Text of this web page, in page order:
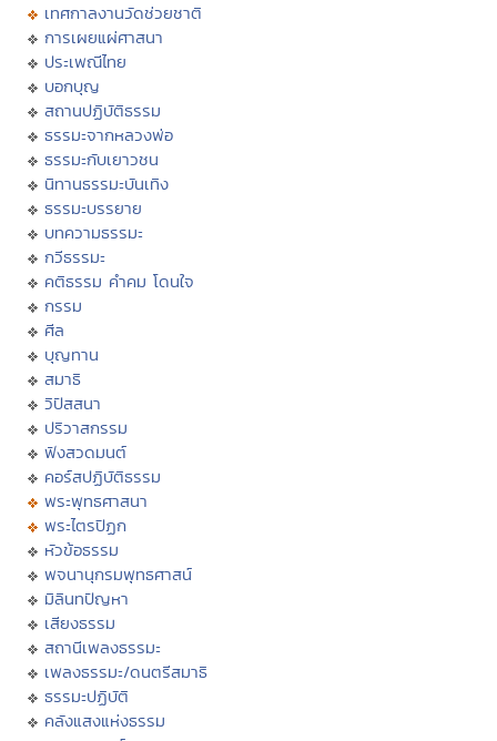
เทศกาลงานวัดช่วยชาติ
การเผยแผ่ศาสนา
ประเพณีไทย
บอกบุญ
สถานปฏิบัติธรรม
ธรรมะจากหลวงพ่อ
ธรรมะกับเยาวชน
นิทานธรรมะบันเทิง
ธรรมะบรรยาย
บทความธรรมะ
กวีธรรมะ
คติธรรม คำคม โดนใจ
กรรม
ศีล
บุญทาน
สมาธิ
วิปัสสนา
ปริวาสกรรม
ฟังสวดมนต์
คอร์สปฏิบัติธรรม
พระพุทธศาสนา
พระไตรปิฏก
หัวข้อธรรม
พจนานุกรมพุทธศาสน์
มิลินทปัญหา
เสียงธรรม
สถานีเพลงธรรมะ
เพลงธรรมะ/ดนตรีสมาธิ
ธรรมะปฏิบัติ
คลังแสงแห่งธรรม